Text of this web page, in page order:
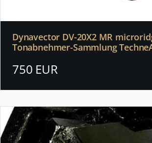
Dynavector DV-20X2 MR
Tonabnehmer-Sammlung
750 EUR